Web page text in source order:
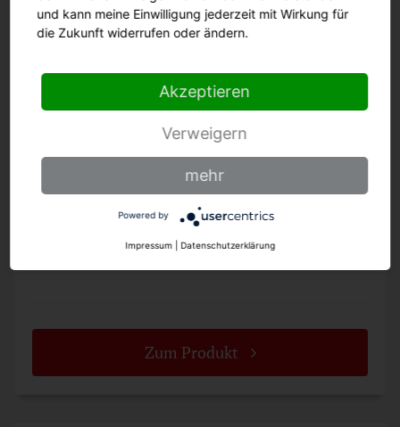
25 cm
Zum Produkt
und kann meine Einwilligung jederzeit mit Wirkung für
die Zukunft widerrufen oder ändern.
Akzeptieren
Verweigern
mehr
Powered by
Impressum Datenschutzerklärung